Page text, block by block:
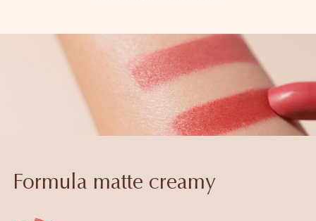
Formula matte creamy